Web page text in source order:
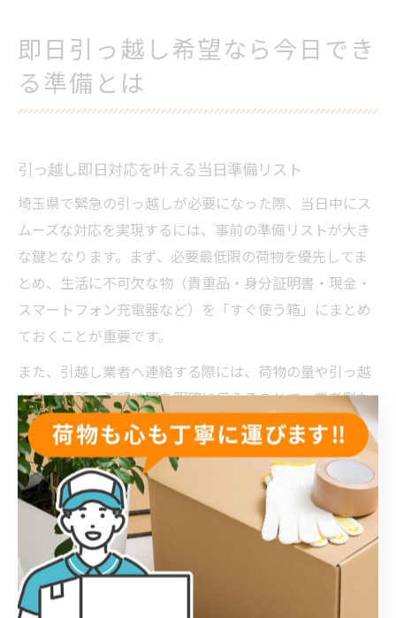
即日引っ越し希望なら今日でき
る準備とは
引っ越し即日対応を叶える当日準備リスト
埼玉県で緊急の引っ越しが必要になった際、当日中にス
ムーズな対応を実現するには、事前の準備リストが大き
な鍵となります。まず、必要最低限の荷物を優先してま
とめ、生活に不可欠な物（貴重品・身分証明書・現金・
スマートフォン充電器など）を「すぐ使う箱」にまとめ
ておくことが重要です。
また、引越し業者へ連絡する際には、荷物の量や引っ越
し先の住所、希望時間を明確に伝えることで、業者側も
迅速な対応がしやすくなります。特に「赤帽 埼玉」や
「ちょこっと 引っ越し」など、即日対応に強いサービス
を活用するのも有効です。
加えて、当日に慌てないように、ゴミや不要品の処分方
法も事前に確認しておきましょう。緊急時は「引っ越し
最安値」や「引越しサービス」の口コミ情報も参考にし
ながら、信頼できる業者選びを心掛けることが、トラブ